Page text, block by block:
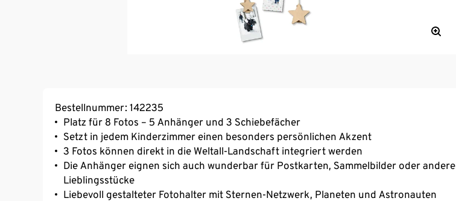
Bestellnummer: 142235
Platz für 8 Fotos – 5 Anhänger und 3 Schiebefächer
Setzt in jedem Kinderzimmer einen besonders persönlichen Akzent
3 Fotos können direkt in die Weltall-Landschaft integriert werden
Die Anhänger eignen sich auch wunderbar für Postkarten, Sammelbilder oder andere
Lieblingsstücke
Liebevoll gestalteter Fotohalter mit Sternen-Netzwerk, Planeten und Astronauten